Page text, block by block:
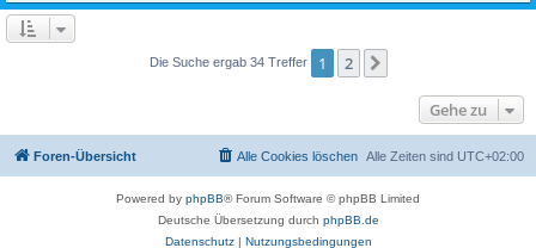
Die Suche ergab 34 Treffer 1 2
Gehe zu
Foren-Übersicht Alle Zeiten sind UTC+02:00
Alle Cookies löschen
Powered by phpBB® Forum Software © phpBB Limited
Deutsche Übersetzung durch phpBB.de
Datenschutz| Nutzungsbedingungen